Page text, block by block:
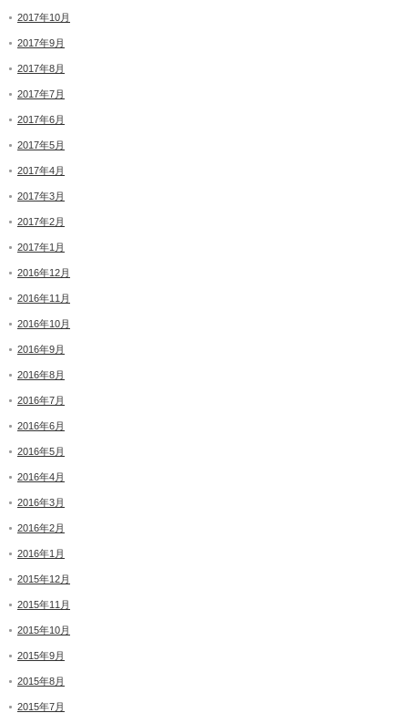
2017年10月
2017年9月
2017年8月
2017年7月
2017年6月
2017年5月
2017年4月
2017年3月
2017年2月
2017年1月
2016年12月
2016年11月
2016年10月
2016年9月
2016年8月
2016年7月
2016年6月
2016年5月
2016年4月
2016年3月
2016年2月
2016年1月
2015年12月
2015年11月
2015年10月
2015年9月
2015年8月
2015年7月